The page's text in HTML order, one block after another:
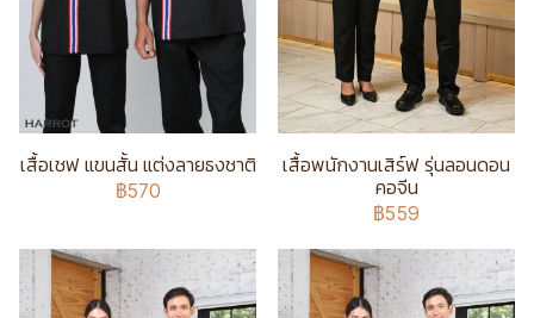
เสื้อเชฟ แขนสั้น แต่งลายธงชาติ
฿570
เสื้อพนักงานเสิร์ฟ รุ่นลอนดอน
คอจีน
฿559